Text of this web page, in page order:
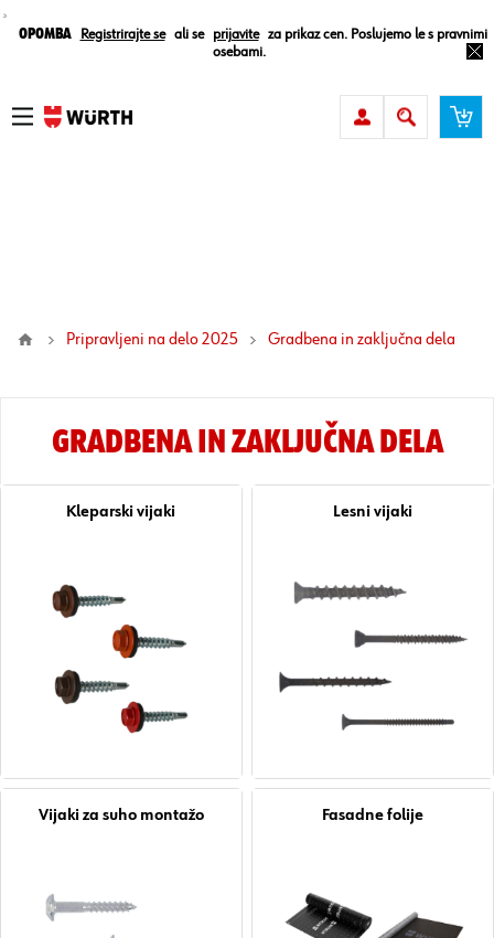
¸
Opomba Registrirajte se ali se prijavite
za prikaz cen. Poslujemo le s pravnimi
osebami.
Pripravljeni na delo 2025 gradbena in zaključna dela
GRADBENA IN ZAKLJUČNA DELA
Kleparski vijaki Lesni vijaki
Vijaki za suho montažo Fasadne folije